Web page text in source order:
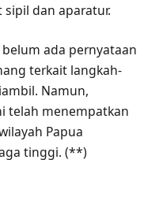
dan aparatur.
ada pernyataan
terkait langkah-
Namun,
telah menempatkan
Papua
tinggi. (**)